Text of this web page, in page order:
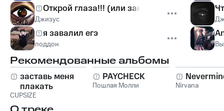
Открой глаза!!! (или закрой свой рот)
Джизус
я завалил егэ
поддон
Рекомендованные альбомы
заставь меня
плакать
CUPSIZE
PAYCHECK
Пошлая Молли Nirvana